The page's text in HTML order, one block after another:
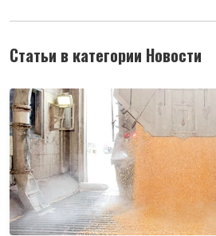
Статьи в категории Новости